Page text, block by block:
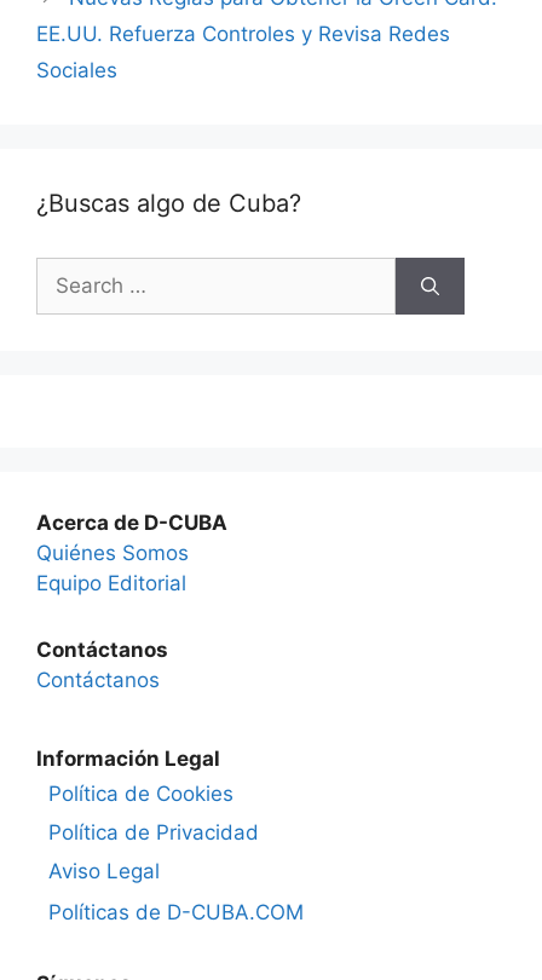
EE.UU. Refuerza Controles y Revisa Redes
Sociales
¿Buscas algo de Cuba?
Search
for:
Acerca de D-CUBA
Quiénes Somos
Equipo Editorial
Contáctanos
Contáctanos
Información Legal
Política de Cookies
Política de Privacidad
Aviso Legal
Políticas de D-CUBA.COM